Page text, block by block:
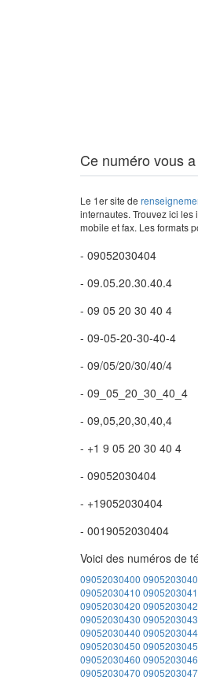
Ce numéro vous
Le 1er site de
internautes. Trouvez ici
mobile et fax. Les formats
- 09052030404
- 09.05.20.30.40.4
- 09 05 20 30 40 4
- 09-05-20-30-40-4
- 09/05/20/30/40/4
- 09_05_20_30_40_4
- 09,05,20,30,40,4
- +1 9 05 20 30 40 4
- 09052030404
- +19052030404
- 0019052030404
Voici des numéros de
09052030400
09052030410
09052030420
09052030430
09052030440
09052030450
09052030460
09052030470